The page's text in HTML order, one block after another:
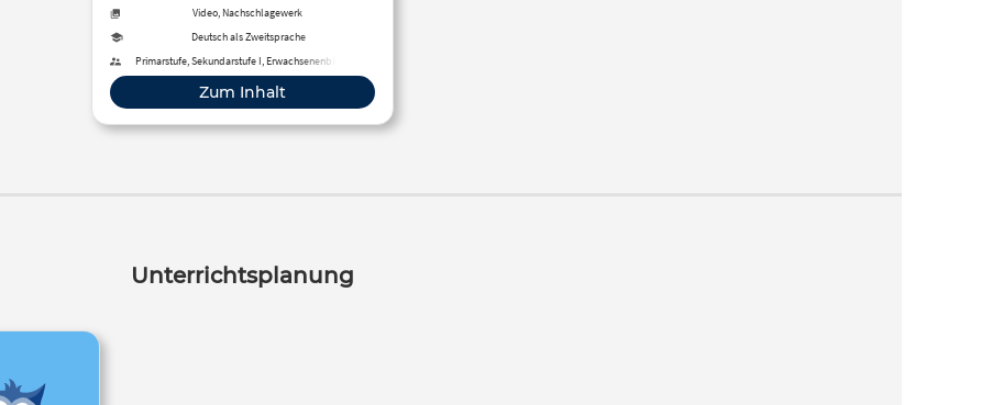
man ihn bildet und wann und wie man
ihn benutzt.
Video, Nachschlagewerk
Deutsch als Zweitsprache
Primarstufe, Sekundarstufe I, Erwachsenenbildung
Zum Inhalt
Unterrichtsplanung